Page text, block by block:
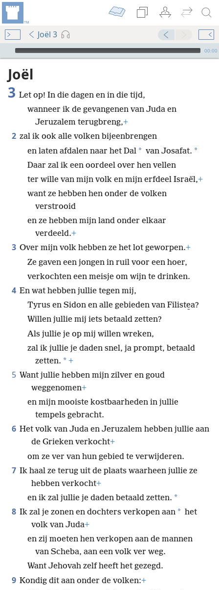
Joël 3
Audio Player
00:00
Joël
3 Let op! In die dagen en in die tijd,
wanneer ik de gevangenen van Juda en
Jeruzalem terugbreng,+
2 zal ik ook alle volken bijeenbrengen
en laten afdalen naar het Dal * van Josafat. *
Daar zal ik een oordeel over hen vellen
ter wille van mijn volk en mijn erfdeel Israël,+
want ze hebben hen onder de volken
verstrooid
en ze hebben mijn land onder elkaar
verdeeld.+
3 Over mijn volk hebben ze het lot geworpen.+
Ze gaven een jongen in ruil voor een hoer,
verkochten een meisje om wijn te drinken.
4 En wat hebben jullie tegen mij,
Tyrus en Sidon en alle gebieden van Filiste̱a?
Willen jullie mij iets betaald zetten?
Als jullie je op mij willen wreken,
zal ik jullie je daden snel, ja prompt, betaald
zetten. * +
5 Want jullie hebben mijn zilver en goud
weggenomen+
en mijn mooiste kostbaarheden in jullie
tempels gebracht.
6 Het volk van Juda en Jeruzalem hebben jullie aan
de Grieken verkocht+
om ze ver van hun gebied te verwijderen.
7 Ik haal ze terug uit de plaats waarheen jullie ze
hebben verkocht+
en ik zal jullie je daden betaald zetten. *
8 Ik zal je zonen en dochters verkopen aan * het
volk van Juda+
en zij moeten hen verkopen aan de mannen
van Scheba, aan een volk ver weg.
Want Jehovah zelf heeft het gezegd.
9 Kondig dit aan onder de volken:+